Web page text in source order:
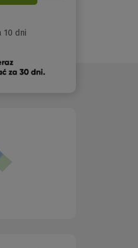
10 dni